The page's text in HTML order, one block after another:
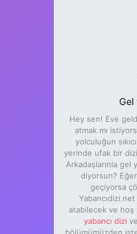
Gel
Hey sen! Eve
atmak mı
yolculuğun
yerinde ufak bir dizi
Arkadaşlarınla gel
diyorsun?
geçiyorsa
atabilecek ve hoş
yabancı dizi